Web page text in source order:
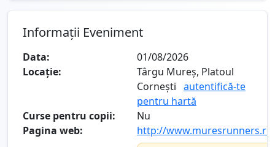
Informații Eveniment
Data:
01/08/2026
Locație:
Târgu Mureș, Platoul
Cornești autentifică-te
pentru hartă
Curse pentru copii:
Nu
Pagina web:
http://www.muresrunners.ro